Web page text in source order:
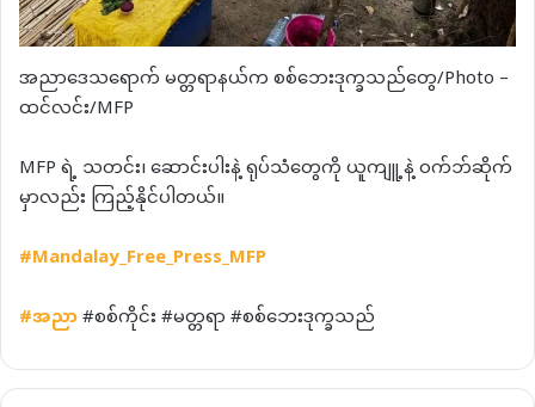
အညာဒေသရောက် မတ္တရာနယ်က စစ်ဘေးဒုက္ခသည်တွေ/Photo –
ထင်လင်း/MFP
MFP ရဲ့ သတင်း၊ ဆောင်းပါးနဲ့ ရုပ်သံတွေကို ယူကျူ့နဲ့ ဝက်ဘ်ဆိုက်
မှာလည်း ကြည့်နိုင်ပါတယ်။
#Mandalay_Free_Press_MFP
#အညာ#စစ်ကိုင်း #မတ္တရာ #စစ်ဘေးဒုက္ခသည်